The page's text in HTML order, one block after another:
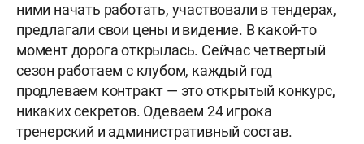
ними начать работать, участвовали в тендерах,
предлагали свои цены и видение. В какой-то
момент дорога открылась. Сейчас четвертый
сезон работаем с клубом, каждый год
продлеваем контракт — это открытый конкурс,
никаких секретов. Одеваем 24 игрока
тренерский и административный состав.